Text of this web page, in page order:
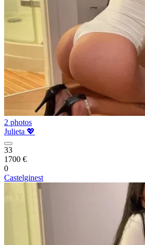
2 photos
Julieta 💖
33
1700 €
0
Castelginest